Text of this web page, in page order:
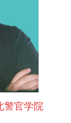
警官学院